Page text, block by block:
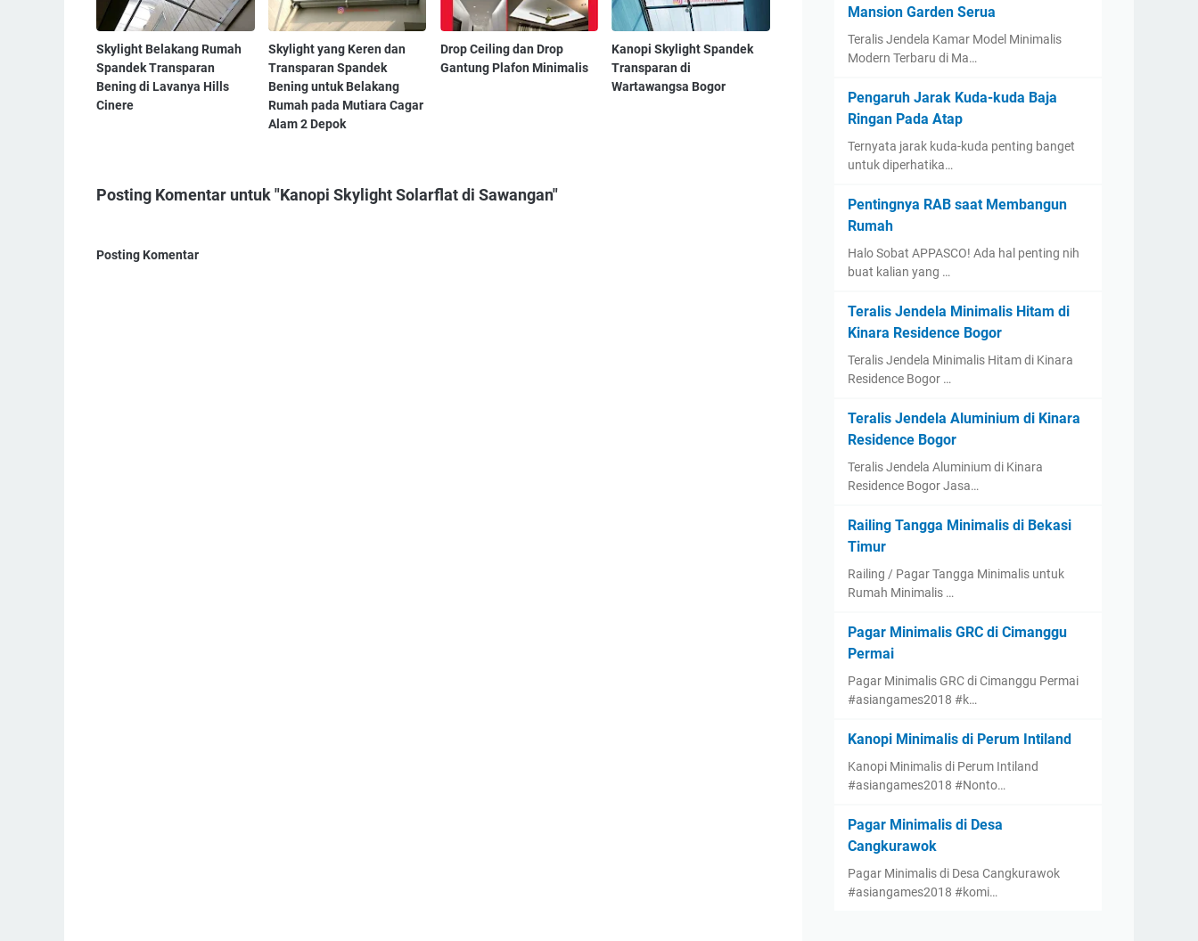
Skylight Belakang Rumah
Spandek Transparan
Bening di Lavanya Hills
Cinere
Skylight yang Keren dan
Transparan Spandek
Bening untuk Belakang
Rumah pada Mutiara Cagar
Alam 2 Depok
Drop Ceiling dan Drop
Gantung Plafon Minimalis
Kanopi Skylight Spandek
Transparan di
Wartawangsa Bogor
Posting Komentar untuk "Kanopi Skylight Solarflat di Sawangan"
Posting Komentar
Mansion Garden Serua
Teralis Jendela Kamar Model Minimalis
Modern Terbaru di Ma…
Pengaruh Jarak Kuda-kuda Baja
Ringan Pada Atap
Ternyata jarak kuda-kuda penting banget
untuk diperhatika…
Pentingnya RAB saat Membangun
Rumah
Halo Sobat APPASCO! Ada hal penting nih
buat kalian yang …
Teralis Jendela Minimalis Hitam di
Kinara Residence Bogor
Teralis Jendela Minimalis Hitam di Kinara
Residence Bogor …
Teralis Jendela Aluminium di Kinara
Residence Bogor
Teralis Jendela Aluminium di Kinara
Residence Bogor Jasa…
Railing Tangga Minimalis di Bekasi
Timur
Railing / Pagar Tangga Minimalis untuk
Rumah Minimalis …
Pagar Minimalis GRC di Cimanggu
Permai
Pagar Minimalis GRC di Cimanggu Permai
#asiangames2018 #k…
Kanopi Minimalis di Perum Intiland
Kanopi Minimalis di Perum Intiland
#asiangames2018 #Nonto…
Pagar Minimalis di Desa
Cangkurawok
Pagar Minimalis di Desa Cangkurawok
#asiangames2018 #komi…